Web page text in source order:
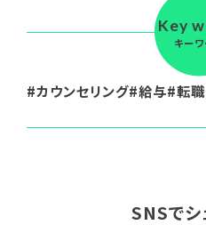
Key
キー
カウンセリング 給与 転職
SNSでシ